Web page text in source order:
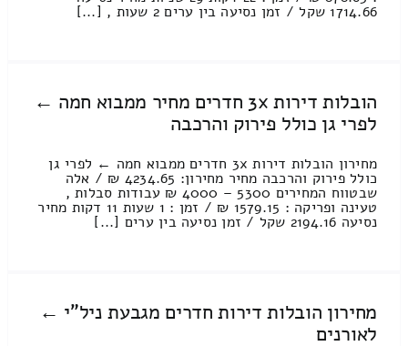
1714.66 שקל / זמן נסיעה בין ערים 2 שעות , [...]
הובלות דירות 3x חדרים מחיר ממבוא חמה ←
לפרי גן כולל פירוק והרכבה
מחירון הובלות דירות 3x חדרים ממבוא חמה ← לפרי גן
כולל פירוק והרכבה מחיר מחירון: 4234.65 ₪ / אלה
שבטווח המחירים 5300 – 4000 ₪ עבודות סבלות ,
טעינה ופריקה : 1579.15 ₪ / זמן : 1 שעות 11 דקות מחיר
נסיעה 2194.16 שקל / זמן נסיעה בין ערים [...]
מחירון הובלות דירות חדרים מגבעת ניל"י ←
לאורנים